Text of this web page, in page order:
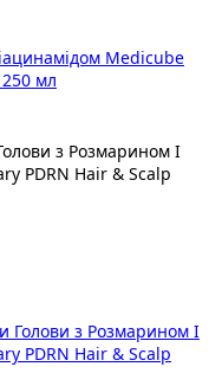
Medicube
мл
з Розмарином І
PDRN Hair & Scalp